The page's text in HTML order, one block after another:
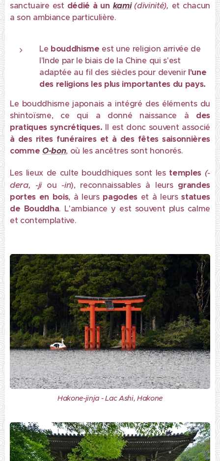
sanctuaire est dédié à un kami(divinité), et chacun
a son ambiance particulière.
Le bouddhisme est une religion arrivée de
l'Inde par le biais de la Chine qui s'est
adaptée au fil des siècles pour devenir l'une
des religions les plus importantes du pays.
Le bouddhisme japonais a intégré des éléments du
shintoïsme, ce qui a donné naissance à des
pratiques syncrétiques. Il est donc souvent associé
à des rites funéraires et à des fêtes saisonnières
comme O-bon, où les ancêtres sont honorés.
Les lieux de culte bouddhiques sont les temples (-
dera, -jiou -in), reconnaissables à leurs grandes
portes en bois, à leurs pagodes et à leursstatues
de Bouddha. L'ambiance y est souvent plus calme
et contemplative.
Hakone-jinja - Lac Ashi, Hakone